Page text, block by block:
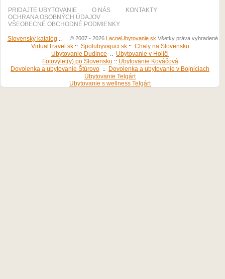
PRIDAJTE UBYTOVANIE O NÁS
KONTAKTY
OCHRANA OSOBNÝCH ÚDAJOV
VŠEOBECNÉ OBCHODNÉ PODMIENKY
© 2007 - 2026 LacneUbytovanie.sk Všetky práva vyhradené.
Slovenský katalóg ::
VirtualTravel.sk:: Spolubyvajuci.sk:: Chaty na Slovensku
Ubytovanie Dudince :: Ubytovanie v Holíči
Fotovýlet(y) po Slovensku :: Ubytovanie Kováčová
Dovolenka a ubytovanie Štúrovo :: Dovolenka a ubytovanie v Bojniciach
Ubytovanie Telgárt
Ubytovanie s wellness Telgárt